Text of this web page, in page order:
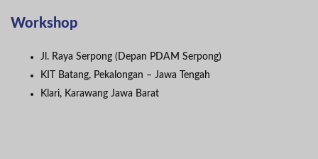
Workshop
Jl. Raya Serpong (Depan PDAM Serpong)
KIT Batang, Pekalongan – Jawa Tengah
Klari, Karawang Jawa Barat